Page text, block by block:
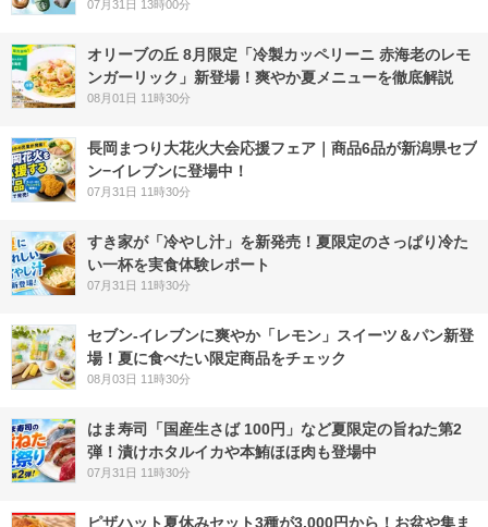
07月31日 13時00分
オリーブの丘 8月限定「冷製カッペリーニ 赤海老のレモ
ンガーリック」新登場！爽やか夏メニューを徹底解説
08月01日 11時30分
長岡まつり大花火大会応援フェア｜商品6品が新潟県セブ
ン−イレブンに登場中！
07月31日 11時30分
すき家が「冷やし汁」を新発売！夏限定のさっぱり冷た
い一杯を実食体験レポート
07月31日 11時30分
セブン‐イレブンに爽やか「レモン」スイーツ＆パン新登
場！夏に食べたい限定商品をチェック
08月03日 11時30分
はま寿司「国産生さば 100円」など夏限定の旨ねた第2
弾！漬けホタルイカや本鮪ほほ肉も登場中
07月31日 11時30分
ピザハット夏休みセット3種が3,000円から！お盆や集ま